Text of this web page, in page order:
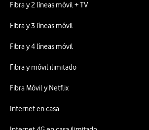
Fibra y 2 líneas móvil + TV
Fibra y 3 líneas móvil
Fibra y 4 líneas móvil
Fibra y móvil ilimitado
Fibra Móvil y Netflix
Internet en casa